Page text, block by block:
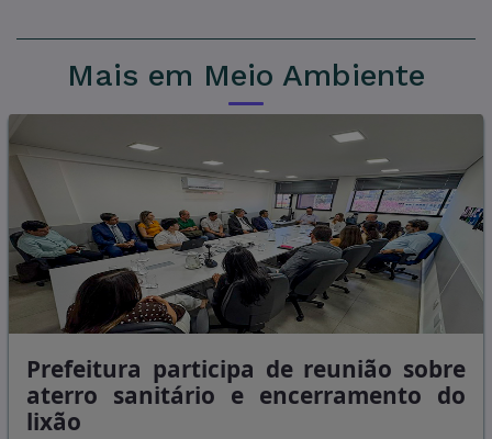
Mais em Meio Ambiente
Prefeitura participa de reunião sobre
aterro sanitário e encerramento do
lixão